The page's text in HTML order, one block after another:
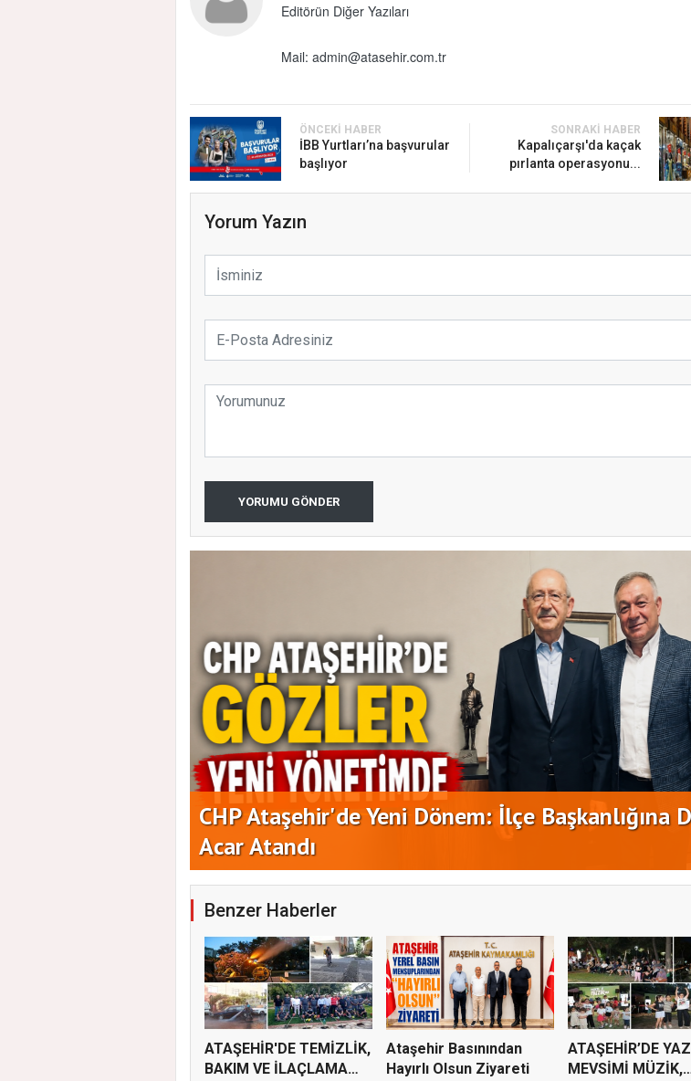
Editörün Diğer Yazıları
Mail: admin@atasehir.com.tr
ÖNCEKI HABER
İBB Yurtları’na başvurular
başlıyor
SONRAKI HABER
Kapalıçarşı'da kaçak
pırlanta operasyonu...
Yorum Yazın
YORUMU GÖNDER
Yeni Parti Ataşehir'de Kurucu Kadro Belli Oldu
Benzer Haberler
ATAŞEHİR'DE TEMİZLİK,
BAKIM VE İLAÇLAMA
Ataşehir Basınından
Hayırlı Olsun Ziyareti
ATAŞEHİR’DE YAZ
MEVSİMİ MÜZİK,